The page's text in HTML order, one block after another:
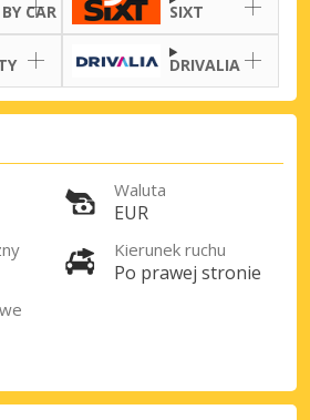
CAR SIXT
DRIVALIA
Waluta
EUR
Kierunek ruchu
Po prawej stronie
do ekskluzywnych ofert
Zaloguj się przez eLink